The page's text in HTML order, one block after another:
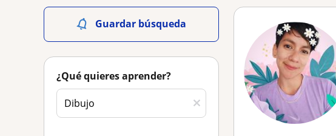
Guardar búsqueda
¿Qué quieres aprender?